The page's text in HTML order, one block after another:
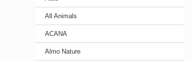
All Animals
ACANA
Almo Nature